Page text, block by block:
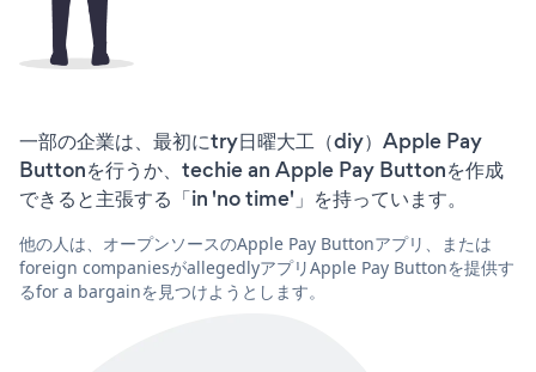
一部の企業は、最初にtry日曜大工（diy）Apple Pay
Buttonを行うか、techie an Apple Pay Buttonを作成
できると主張する「in 'no time'」を持っています。
他の人は、オープンソースのApple Pay Buttonアプリ、または
foreign companiesがallegedlyアプリApple Pay Buttonを提供す
るfor a bargainを見つけようとします。